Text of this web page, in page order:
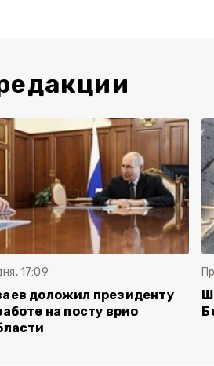
17:09
доложил президенту
на посту врио